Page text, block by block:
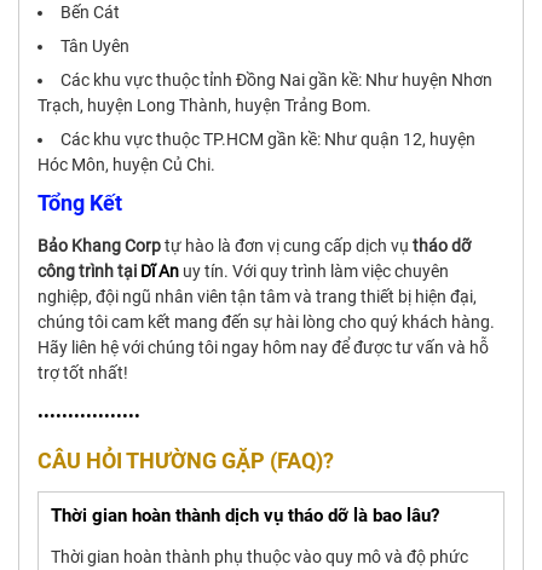
Bến Cát
Tân Uyên
Các khu vực thuộc tỉnh Đồng Nai gần kề: Như huyện Nhơn
Trạch, huyện Long Thành, huyện Trảng Bom.
Các khu vực thuộc TP.HCM gần kề: Như quận 12, huyện
Hóc Môn, huyện Củ Chi.
Tổng Kết
Bảo Khang Corptự hào là đơn vị cung cấp dịch vụ tháo dỡ
công trình tại Dĩ An uy tín. Với quy trình làm việc chuyên
nghiệp, đội ngũ nhân viên tận tâm và trang thiết bị hiện đại,
chúng tôi cam kết mang đến sự hài lòng cho quý khách hàng.
Hãy liên hệ với chúng tôi ngay hôm nay để được tư vấn và hỗ
trợ tốt nhất!
•••••••••••••••••
CÂU HỎI THƯỜNG GẶP (FAQ)?
Thời gian hoàn thành dịch vụ tháo dỡ là bao lâu?
Thời gian hoàn thành phụ thuộc vào quy mô và độ phức